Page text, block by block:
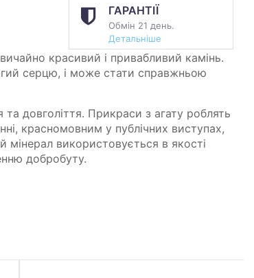
ГАРАНТІЇ
Обмін 21 день.
Детальніше
красивий і привабливий камінь.
серцю, і може стати справжньою
довголіття. Прикраси з агату роблять
красномовним у публічних виступах,
мінерал використовується в якості
добробуту.